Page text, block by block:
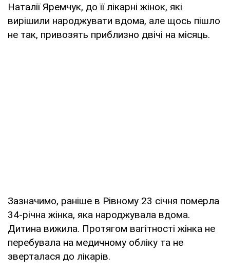
Наталії Яремчук, до її лікарні жінок, які
вирішили народжувати вдома, але щось пішло
не так, привозять приблизно двічі на місяць.
Зазначимо, раніше в Рівному 23 січня померла
34-річна жінка, яка народжувала вдома.
Дитина вижила. Протягом вагітності жінка не
перебувала на медичному обліку та не
зверталася до лікарів.